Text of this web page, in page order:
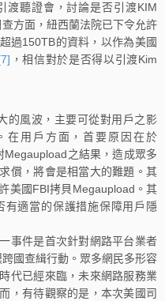
渡聽證會，討論是否引渡KIM
方面，紐西蘭法院已下令允許
過150TB的資料，以作為美國
，相信對於是否得以引渡Kim
風波，主要可從對用戶之影
在用戶方面，首要原因在於
之結果，造成眾多
償，將會是相當大的難題。其
美國FBI拷貝Megaupload。其
有適當的保護措施保障用戶隱
件是首次針對網路平台業者
國查緝行動。眾多網民多形容
代已經來臨，未來網路服務業
，有待觀察的是，本次美國司